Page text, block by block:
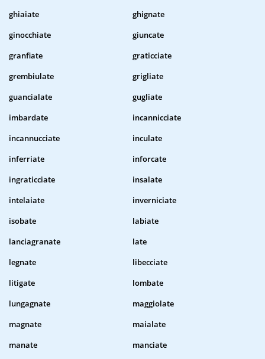
ghiaiate
ghignate
ginocchiate
giuncate
granfiate
graticciate
grembiulate
grigliate
guancialate
gugliate
imbardate
incannicciate
incannucciate
inculate
inferriate
inforcate
ingraticciate
insalate
intelaiate
inverniciate
isobate
labiate
lanciagranate
late
legnate
libecciate
litigate
lombate
lungagnate
maggiolate
magnate
maialate
manate
manciate